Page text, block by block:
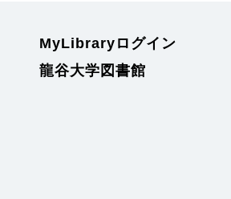
MyLibraryログイン
龍谷大学図書館